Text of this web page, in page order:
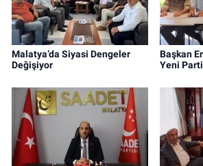
Malatya’da Siyasi Dengeler
Değişiyor
Başkan
Yeni